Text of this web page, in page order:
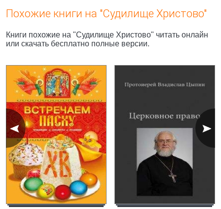
Похожие книги на "Судилище Христово"
Книги похожие на "Судилище Христово" читать онлайн
или скачать бесплатно полные версии.